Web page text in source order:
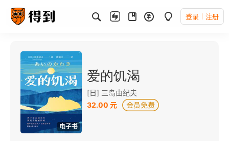
登录 注册
电子书
爱的饥渴
[日] 三岛由纪夫
32.00 元